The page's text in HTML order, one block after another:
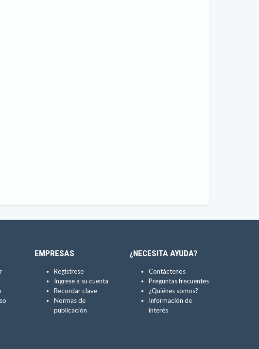
EMPRESAS
Regístrese
Ingrese a su cuenta
Recordar clave
Normas de
publicación
¿NECESITA AYUDA?
Contáctenos
Preguntas frecuentes
¿Quiénes somos?
Información de
interés